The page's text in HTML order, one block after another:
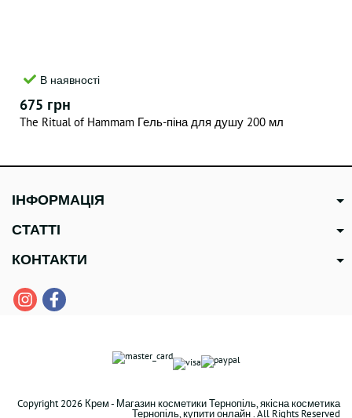
В наявності
675 грн
The Ritual of Hammam Гель-піна для душу 200 мл
ІНФОРМАЦІЯ
СТАТТІ
КОНТАКТИ
Copyright 2026 Крем - Магазин косметики Тернопіль, якісна косметика
Тернопіль, купити онлайн . All Rights Reserved